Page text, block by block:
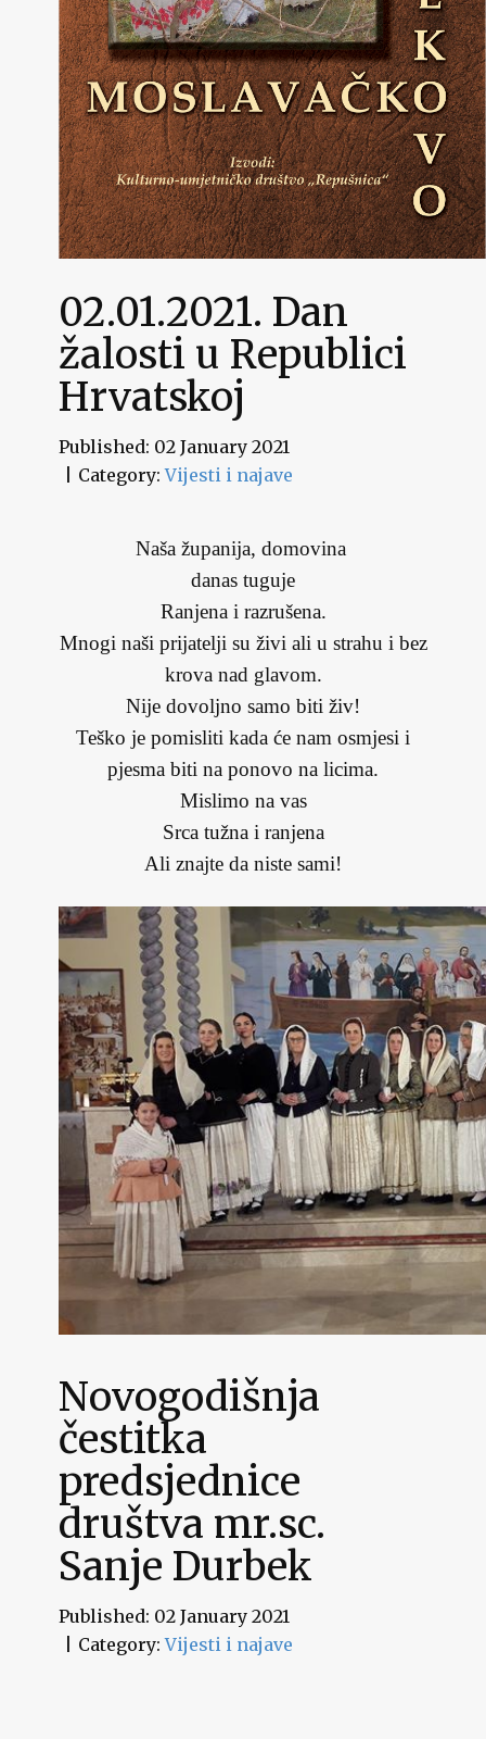
02.01.2021. Dan
žalosti u Republici
Hrvatskoj
Published: 02 January 2021
Category:Vijesti i najave
Naša županija, domovina
danas tuguje
Ranjena i razrušena.
Mnogi naši prijatelji su živi ali u strahu i bez
krova nad glavom.
Nije dovoljno samo biti živ!
Teško je pomisliti kada će nam osmjesi i
pjesma biti na ponovo na licima.
Mislimo na vas
Srca tužna i ranjena
Ali znajte da niste sami!
Novogodišnja
čestitka
predsjednice
društva mr.sc.
Sanje Durbek
Published: 02 January 2021
Category:Vijesti i najave